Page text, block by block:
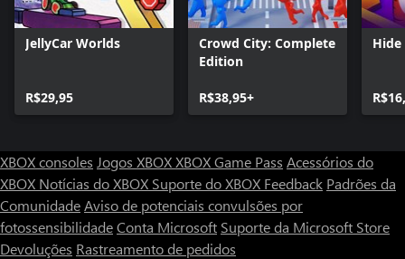
JellyCar Worlds
R$29,95
Crowd City: Complete
Edition
R$38,95+
Hide
XBOX consoles Jogos XBOXXBOX Game Pass Acessórios do
XBOX Notícias do XBOX Suporte do XBOX Feedback Padrões da
ComunidadeAviso de potenciais convulsões por
fotossensibilidadeConta Microsoft Suporte da Microsoft Store
Devoluções Rastreamento de pedidos